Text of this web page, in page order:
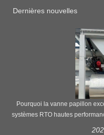
Dernières nouvelles
Pourquoi la vanne papillon
systèmes RTO hautes